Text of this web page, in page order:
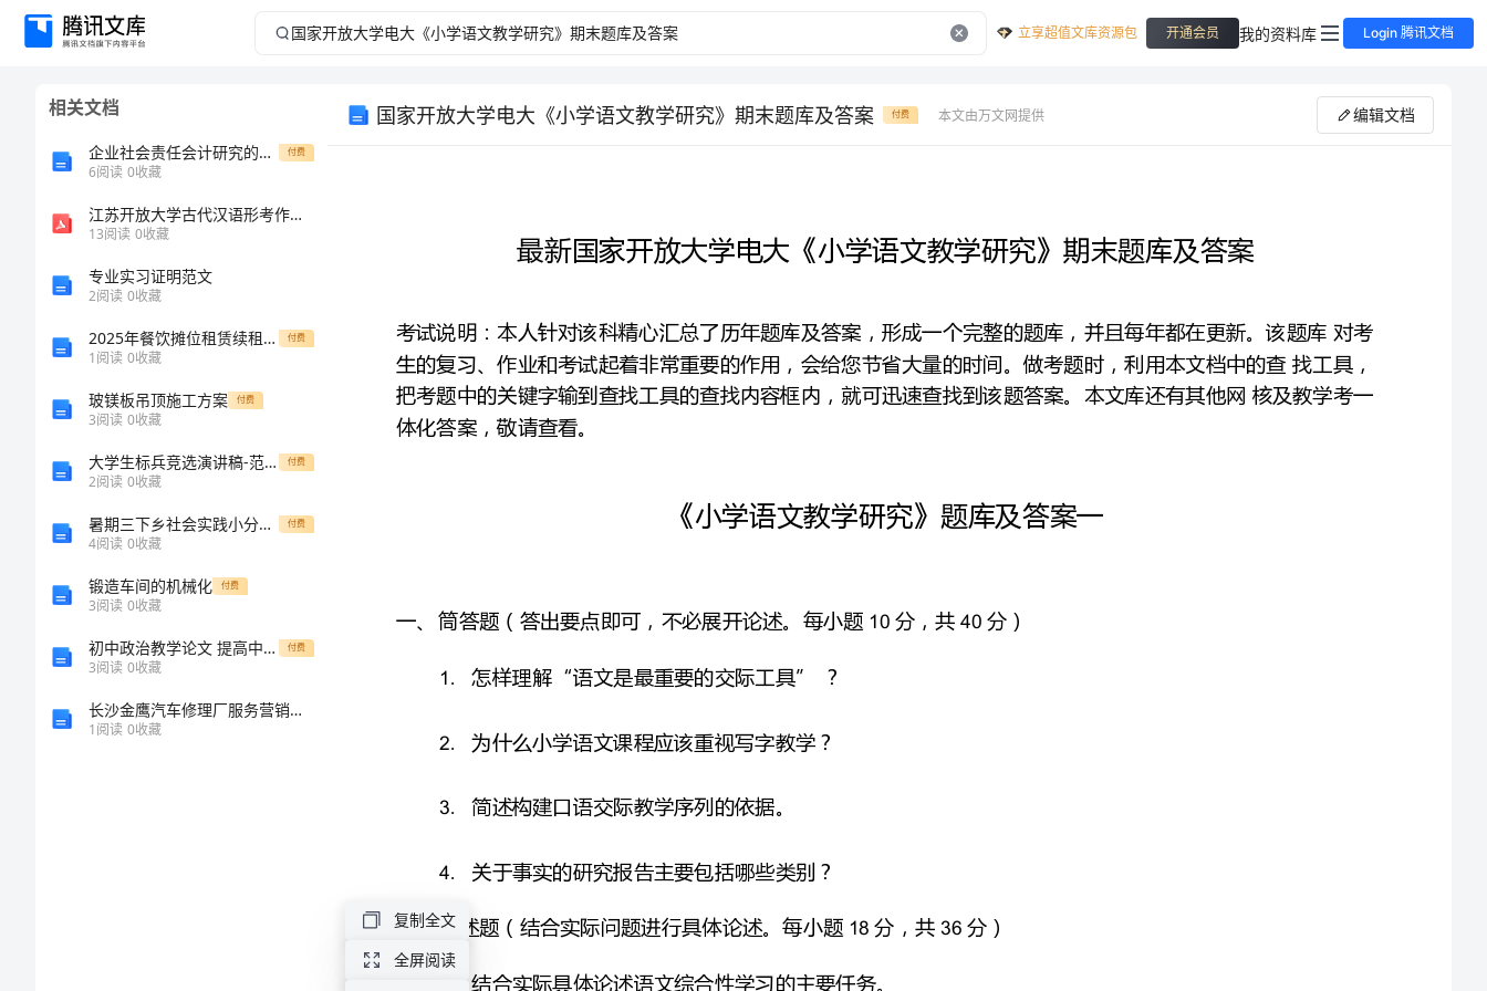
国
《小
立享超值文库资源包 开通会员 我的资料库 Login 腾讯文档
相关文档
企业社会责任会计研究的开题报告 付费
6阅读 0收藏
江苏开放大学古代汉语形考作业三
13阅读 0收藏
专业实习证明范文
2阅读 0收藏
2025年餐饮摊位租赁续租合同范本 付费
1阅读 0收藏
玻镁板吊顶施工方案 付费
3阅读 0收藏
大学生标兵竞选演讲稿-范文淘淘 付费
2阅读 0收藏
暑期三下乡社会实践小分队心得体会 付费
4阅读 0收藏
锻造车间的机械化 付费
3阅读 0收藏
初中政治教学论文 提高中考思想品德得分的秘诀集锦 付费
3阅读 0收藏
长沙金鹰汽车修理厂服务营销策略研究的综述报告
1阅读 0收藏
国家开放大学电大《小学语文教学研究》期末题库及答案 付费 本文由万文网提供 编辑文档
体化答案，敬请查看。
复制全文
全屏阅读